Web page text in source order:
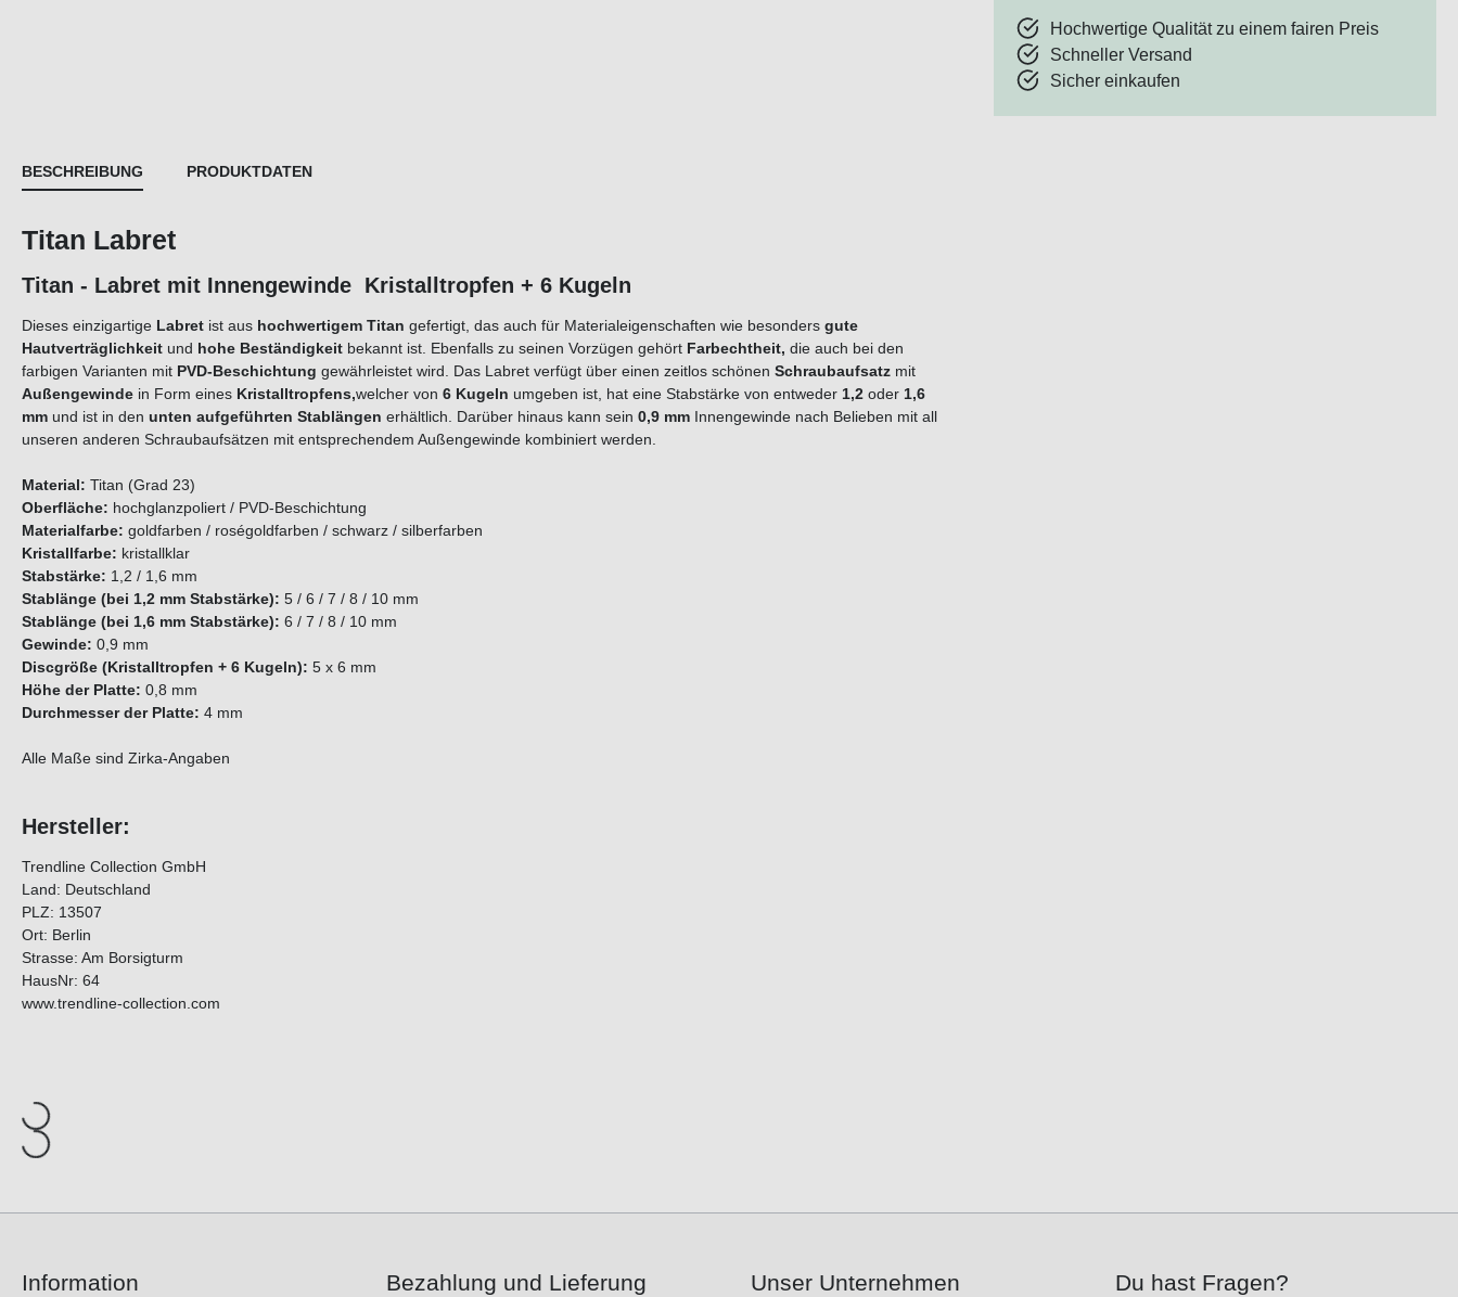
Hochwertige Qualität zu einem fairen Preis
Schneller Versand
Sicher einkaufen
BESCHREIBUNG PRODUKTDATEN
Titan Labret
Titan - Labret mit Innengewinde Kristalltropfen + 6 Kugeln
Dieses einzigartige Labret ist aus hochwertigem Titan gefertigt, das auch für Materialeigenschaften wie besonders gute
Hautverträglichkeit und hohe Beständigkeit bekannt ist. Ebenfalls zu seinen Vorzügen gehört Farbechtheit, die auch bei den
farbigen Varianten mit PVD-Beschichtung gewährleistet wird. Das Labret verfügt über einen zeitlos schönen Schraubaufsatz mit
Außengewinde in Form eines Kristalltropfens,welcher von 6 Kugeln umgeben ist, hat eine Stabstärke von entweder 1,2 oder 1,6
mm und ist in den unten aufgeführten Stablängen erhältlich. Darüber hinaus kann sein 0,9 mm Innengewinde nach Belieben mit all
unseren anderen Schraubaufsätzen mit entsprechendem Außengewinde kombiniert werden.
Material: Titan (Grad 23)
Oberfläche: hochglanzpoliert / PVD-Beschichtung
Materialfarbe: goldfarben / roségoldfarben / schwarz / silberfarben
Kristallfarbe: kristallklar
Stabstärke: 1,2 / 1,6 mm
Stablänge (bei 1,2 mm Stabstärke): 5 / 6 / 7 / 8 / 10 mm
Stablänge (bei 1,6 mm Stabstärke): 6 / 7 / 8 / 10 mm
Gewinde: 0,9 mm
Discgröße (Kristalltropfen + 6 Kugeln): 5 x 6 mm
Höhe der Platte: 0,8 mm
Durchmesser der Platte: 4 mm
Alle Maße sind Zirka-Angaben
Hersteller:
Trendline Collection GmbH
Land: Deutschland
PLZ: 13507
Ort: Berlin
Strasse: Am Borsigturm
HausNr: 64
www.trendline-collection.com
Information Bezahlung und Lieferung Unser Unternehmen Du hast Fragen?